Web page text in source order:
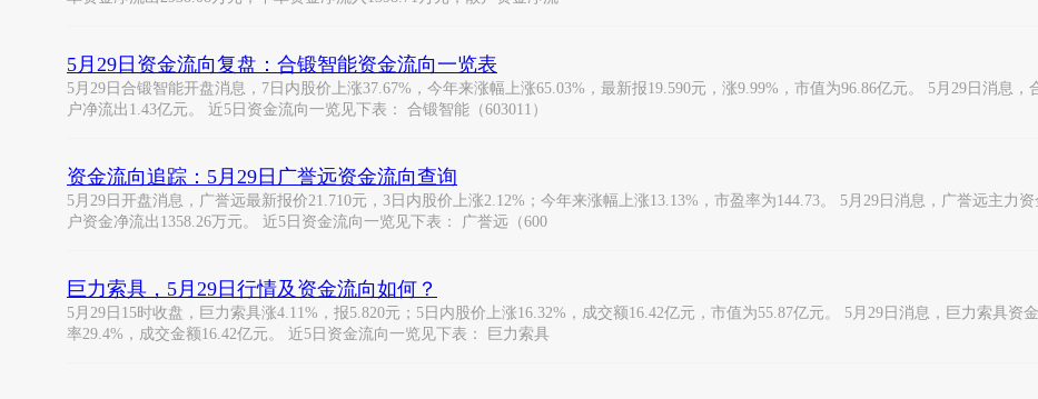
5月29日资金流向复盘：合锻智能资金流向一览表
5月29日合锻智能开盘消息，7日内股价上涨37.67%，今年来涨幅上涨65.03%，最新报19.590元，涨9.99%，市值为96.86亿元。 5月29日消息
户净流出1.43亿元。 近5日资金流向一览见下表： 合锻智能（603011）
资金流向追踪：5月29日广誉远资金流向查询
5月29日开盘消息，广誉远最新报价21.710元，3日内股价上涨2.12%；今年来涨幅上涨13.13%，市盈率为144.73。 5月29日消息，广誉远主力
户资金净流出1358.26万元。 近5日资金流向一览见下表： 广誉远（600
巨力索具，5月29日行情及资金流向如何？
5月29日15时收盘，巨力索具涨4.11%，报5.820元；5日内股价上涨16.32%，成交额16.42亿元，市值为55.87亿元。 5月29日消息，巨力索具资
率29.4%，成交金额16.42亿元。 近5日资金流向一览见下表： 巨力索具